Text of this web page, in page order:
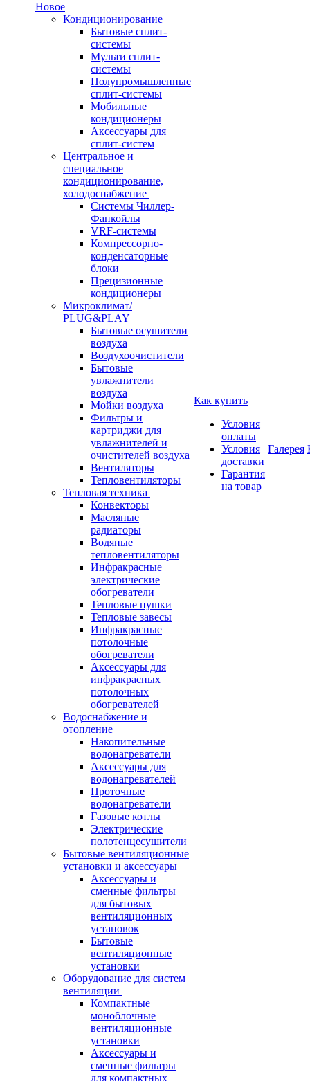
Новое
Кондиционирование
Бытовые сплит-
системы
Мульти сплит-
системы
Полупромышленные
сплит-системы
Мобильные
кондиционеры
Аксессуары для
сплит-систем
Центральное и
специальное
кондиционирование,
холодоснабжение
Системы Чиллер-
Фанкойлы
VRF-системы
Компрессорно-
конденсаторные
блоки
Прецизионные
кондиционеры
Микроклимат/
PLUG&PLAY
Бытовые осушители
воздуха
Воздухоочистители
Бытовые
увлажнители
воздуха
Мойки воздуха
Фильтры и
картриджи для
увлажнителей и
очистителей воздуха
Вентиляторы
Тепловентиляторы
Тепловая техника
Конвекторы
Масляные
радиаторы
Водяные
тепловентиляторы
Инфракрасные
электрические
обогреватели
Тепловые пушки
Тепловые завесы
Инфракрасные
потолочные
обогреватели
Аксессуары для
инфракрасных
потолочных
обогревателей
Водоснабжение и
отопление
Накопительные
водонагреватели
Аксессуары для
водонагревателей
Проточные
водонагреватели
Газовые котлы
Электрические
полотенцесушители
Бытовые вентиляционные
установки и аксессуары
Аксессуары и
сменные фильтры
для бытовых
вентиляционных
установок
Бытовые
вентиляционные
установки
Оборудование для систем
вентиляции
Компактные
моноблочные
вентиляционные
установки
Аксессуары и
сменные фильтры
для компактных
Как купить
Условия
оплаты
Условия
доставки
Гарантия
на товар
Галерея